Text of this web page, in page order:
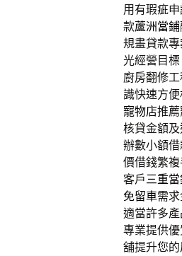
用有瑕疵
款蘆洲當鋪
規畫貸款
光經營目
廚房翻修
識快速方便
寵物店推
核貸金額
辦數小額
價借錢繁
客戶三重
免留車需
適當許多
專業提供
舖提升您